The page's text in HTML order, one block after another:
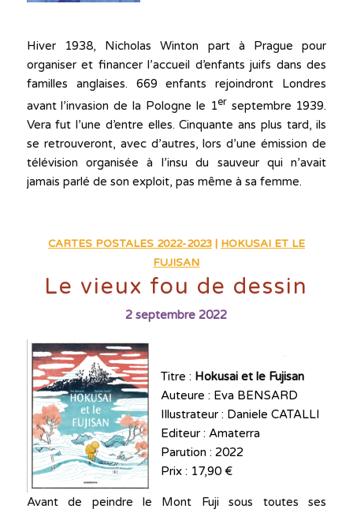
Hiver 1938, Nicholas Winton part à Prague pour
organiser et financer l’accueil d’enfants juifs dans des
familles anglaises. 669 enfants rejoindront Londres
avant l’invasion de la Pologne le 1er septembre 1939.
Vera fut l’une d’entre elles. Cinquante ans plus tard, ils
se retrouveront, avec d’autres, lors d’une émission de
télévision organisée à l’insu du sauveur qui n’avait
jamais parlé de son exploit, pas même à sa femme.
CARTES POSTALES 2022-2023| HOKUSAI ET LE
FUJISAN
Le vieux fou de dessin
2 septembre 2022
Titre : Hokusai et le Fujisan
Auteure : Eva BENSARD
Illustrateur : Daniele CATALLI
Editeur : Amaterra
Parution : 2022
Prix : 17,90 €
Avant de peindre le Mont Fuji sous toutes ses